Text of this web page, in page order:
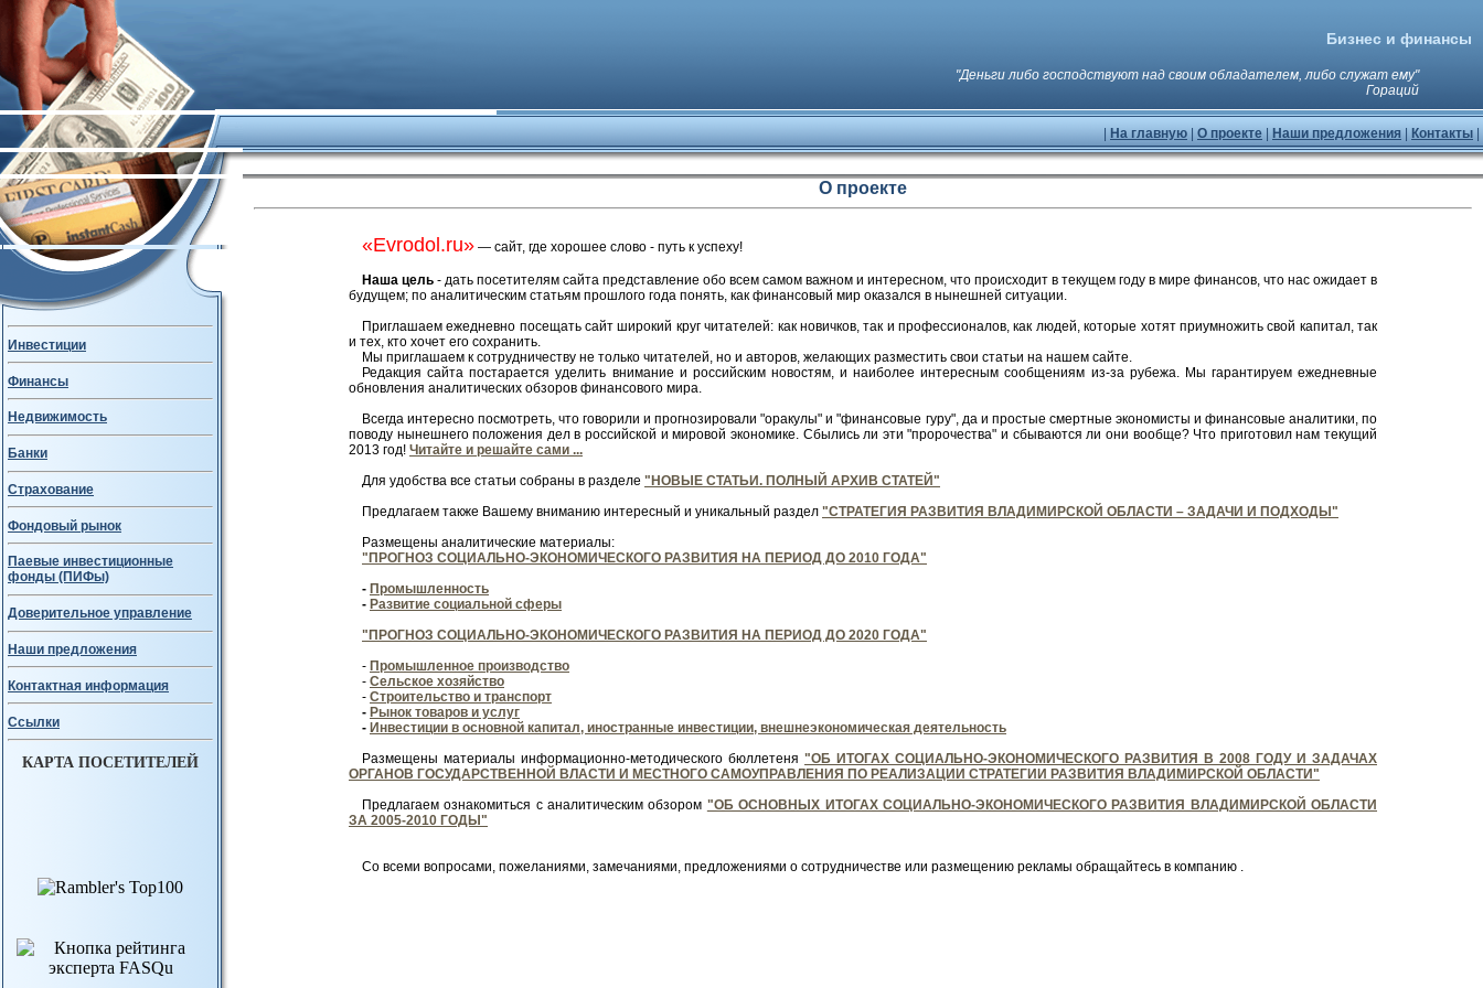
Бизнес и финансы
"Деньги либо господствуют над своим обладателем, либо служат ему"
Гораций
На главную О проекте Наши предложения Контакты
Инвестиции
Финансы
Недвижимость
Банки
Страхование
Фондовый рынок
Паевые инвестиционные
фонды (ПИФы)
Доверительное управление
Наши предложения
Контактная информация
Ссылки
КАРТА ПОСЕТИТЕЛЕЙ
О проекте
«Evrodol.ru» — сайт, где хорошее слово - путь к успеху!
Наша цель - дать посетителям сайта представление обо всем самом важном и интересном, что происходит в текущем году в мире финансов, что нас ожидает в
будущем; по аналитическим статьям прошлого года понять, как финансовый мир оказался в нынешней ситуации.
Приглашаем ежедневно посещать сайт широкий круг читателей: как новичков, так и профессионалов, как людей, которые хотят приумножить свой капитал, так
и тех, кто хочет его сохранить.
Мы приглашаем к сотрудничеству не только читателей, но и авторов, желающих разместить свои статьи на нашем сайте.
Редакция сайта постарается уделить внимание и российским новостям, и наиболее интересным сообщениям из-за рубежа. Мы гарантируем ежедневные
обновления аналитических обзоров финансового мира.
Всегда интересно посмотреть, что говорили и прогнозировали "оракулы" и "финансовые гуру", да и простые смертные экономисты и финансовые аналитики, по
поводу нынешнего положения дел в российской и мировой экономике. Сбылись ли эти "пророчества" и сбываются ли они вообще? Что приготовил нам текущий
2013 год! Читайте и решайте сами ...
Для удобства все статьи собраны в разделе "НОВЫЕ СТАТЬИ. ПОЛНЫЙ АРХИВ СТАТЕЙ"
Предлагаем также Вашему вниманию интересный и уникальный раздел "СТРАТЕГИЯ РАЗВИТИЯ ВЛАДИМИРСКОЙ ОБЛАСТИ – ЗАДАЧИ И ПОДХОДЫ"
Размещены аналитические материалы:
"ПРОГНОЗ СОЦИАЛЬНО-ЭКОНОМИЧЕСКОГО РАЗВИТИЯ НА ПЕРИОД ДО 2010 ГОДА"
- Промышленность
- Развитие социальной сферы
"ПРОГНОЗ СОЦИАЛЬНО-ЭКОНОМИЧЕСКОГО РАЗВИТИЯ НА ПЕРИОД ДО 2020 ГОДА"
- Промышленное производство
- Сельское хозяйство
- Строительство и транспорт
- Рынок товаров и услуг
- Инвестиции в основной капитал, иностранные инвестиции, внешнеэкономическая деятельность
Размещены материалы информационно-методического бюллетеня "ОБ ИТОГАХ СОЦИАЛЬНО-ЭКОНОМИЧЕСКОГО РАЗВИТИЯ В 2008 ГОДУ И ЗАДАЧАХ
ОРГАНОВ ГОСУДАРСТВЕННОЙ ВЛАСТИ И МЕСТНОГО САМОУПРАВЛЕНИЯ ПО РЕАЛИЗАЦИИ СТРАТЕГИИ РАЗВИТИЯ ВЛАДИМИРСКОЙ ОБЛАСТИ"
Предлагаем ознакомиться с аналитическим обзором "ОБ ОСНОВНЫХ ИТОГАХ СОЦИАЛЬНО-ЭКОНОМИЧЕСКОГО РАЗВИТИЯ ВЛАДИМИРСКОЙ ОБЛАСТИ
ЗА 2005-2010 ГОДЫ"
Со всеми вопросами, пожеланиями, замечаниями, предложениями о сотрудничестве или размещению рекламы обращайтесь в компанию .